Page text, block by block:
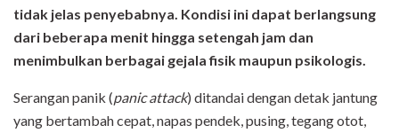
tidak jelas penyebabnya. Kondisi ini dapat berlangsung
dari beberapa menit hingga setengah jam dan
menimbulkan berbagai gejala fisik maupun psikologis.
Serangan panik (panic attack) ditandai dengan detak jantung
yang bertambah cepat, napas pendek, pusing, tegang otot,